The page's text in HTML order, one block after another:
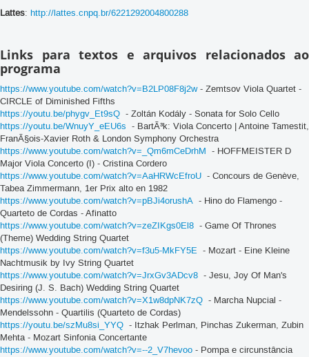
Lattes: http://lattes.cnpq.br/6221292004800288
Links para textos e arquivos relacionados ao
programa
https://www.youtube.com/watch?v=B2LP08F8j2w- Zemtsov Viola Quartet -
CIRCLE of Diminished Fifths
https://youtu.be/phygv_Et9sQ - Zoltán Kodály - Sonata for Solo Cello
https://youtu.be/WnuyY_eEU6s - BartÃ³k: Viola Concerto | Antoine Tamestit,
FranÃ§ois-Xavier Roth & London Symphony Orchestra
https://www.youtube.com/watch?v=_Qm6mCeDrhM - HOFFMEISTER D
Major Viola Concerto (I) - Cristina Cordero
https://www.youtube.com/watch?v=AaHRWcEfroU - Concours de Genève,
Tabea Zimmermann, 1er Prix alto en 1982
https://www.youtube.com/watch?v=pBJi4orushA - Hino do Flamengo -
Quarteto de Cordas - Afinatto
https://www.youtube.com/watch?v=zeZIKgs0El8 - Game Of Thrones
(Theme) Wedding String Quartet
https://www.youtube.com/watch?v=f3u5-MkFY5E - Mozart - Eine Kleine
Nachtmusik by Ivy String Quartet
https://www.youtube.com/watch?v=JrxGv3ADcv8 - Jesu, Joy Of Man's
Desiring (J. S. Bach) Wedding String Quartet
https://www.youtube.com/watch?v=X1w8dpNK7zQ - Marcha Nupcial -
Mendelssohn - Quartilis (Quarteto de Cordas)
https://youtu.be/szMu8si_YYQ - Itzhak Perlman, Pinchas Zukerman, Zubin
Mehta - Mozart Sinfonia Concertante
https://www.youtube.com/watch?v=--2_V7hevoo - Pompa e circunstância